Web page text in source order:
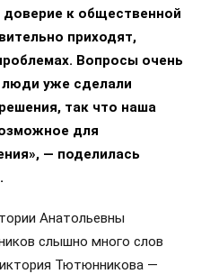
доверие к общественной
приходят,
Вопросы очень
уже сделали
так что наша
для
— поделилась
Анатольевны
слышно много слов
Тютюнникова —